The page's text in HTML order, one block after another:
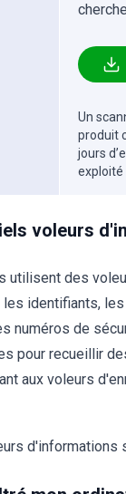
Un
produit
jours
exploité
voleurs
utilisent des
identifiants,
numéros de
pour recueillir
aux voleurs
d'informations